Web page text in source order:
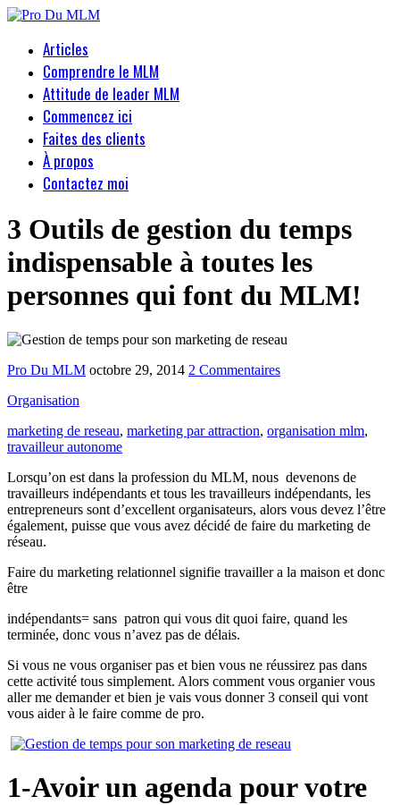
Articles
Comprendre le MLM
Attitude de leader MLM
Commencez ici
Faites des clients
À propos
Contactez moi
3 Outils de gestion du temps
indispensable à toutes les
personnes qui font du MLM!
Pro Du MLM octobre 29, 2014 2 Commentaires
Organisation
marketing de reseau, marketing par attraction, organisation mlm,
travailleur autonome
Lorsqu’on est dans la profession du MLM, nous devenons de
travailleurs indépendants et tous les travailleurs indépendants, les
entrepreneurs sont d’excellent organisateurs, alors vous devez l’être
également, puisse que vous avez décidé de faire du marketing de
réseau.
Faire du marketing relationnel signifie travailler a la maison et donc
être
indépendants= sans patron qui vous dit quoi faire, quand les
terminée, donc vous n’avez pas de délais.
Si vous ne vous organiser pas et bien vous ne réussirez pas dans
cette activité tous simplement. Alors comment vous organier vous
aller me demander et bien je vais vous donner 3 conseil qui vont
vous aider à le faire comme de pro.
1-Avoir un agenda pour votre